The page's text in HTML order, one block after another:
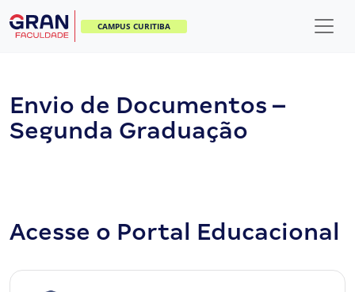
CAMPUS CURITIBA
Envio de Documentos –
Segunda Graduação
Acesse o Portal Educacional